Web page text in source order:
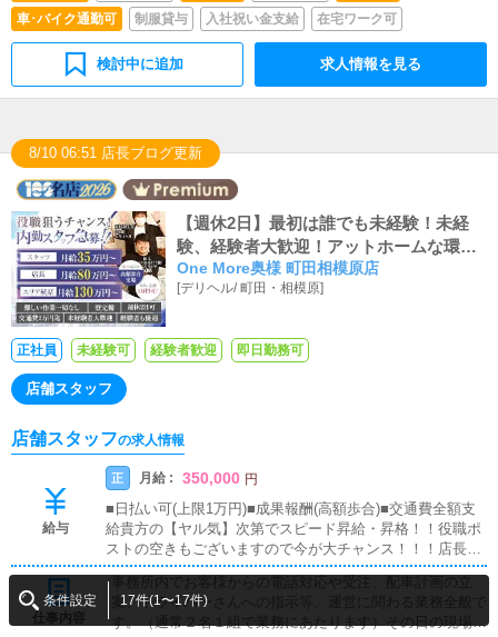
車･バイク通勤可
制服貸与 入社祝い金支給 在宅ワーク可
検討中に追加 求人情報を見る
8/10 06:51 店長ブログ更新
【週休2日】最初は誰でも未経験！未経
験、経験者大歓迎！アットホームな環境
で月収35万スタート！！！
One More奥様 町田相模原店
[デリヘル/町田・相模原]
正社員 未経験可 経験者歓迎 即日勤務可
店舗スタッフ
店舗スタッフの求人情報
給与
正 月給 : 350,000 円
■日払い可(上限1万円)■成果報酬(高額歩合)■交通費全額支
給貴方の【ヤル気】次第でスピード昇給・昇格！！役職ポ
ストの空きもございますので今が大チャンス！！！店長ク
ラスで月給130万以上も狙えます。例 自家用車支給、高
級マンション家賃支給なども）完全週休をお約束します。
もちろん休みの取り方も自由ですのでプライベートの時間
もしっかりと確保できます。
仕事内容
事務所内でお客様からの電話対応や受注、配車計画の立
案、ドライバーさんへの指示等、運営に関わる業務全般で
す。（通常２名１組で業務にあたります）その日の現場総
条件設定 17件(1〜17件)